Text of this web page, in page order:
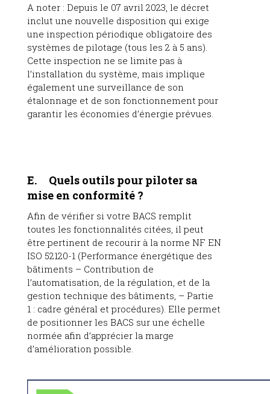
A noter : Depuis le 07 avril 2023, le décret
inclut une nouvelle disposition qui exige
une inspection périodique obligatoire des
systèmes de pilotage (tous les 2 à 5 ans).
Cette inspection ne se limite pas à
l’installation du système, mais implique
également une surveillance de son
étalonnage et de son fonctionnement pour
garantir les économies d’énergie prévues.
E. Quels outils pour piloter sa
mise en conformité ?
Afin de vérifier si votre BACS remplit
toutes les fonctionnalités citées, il peut
être pertinent de recourir à la norme NF EN
ISO 52120-1 (Performance énergétique des
bâtiments – Contribution de
l’automatisation, de la régulation, et de la
gestion technique des bâtiments, – Partie
1 : cadre général et procédures). Elle permet
de positionner les BACS sur une échelle
normée afin d’apprécier la marge
d’amélioration possible.